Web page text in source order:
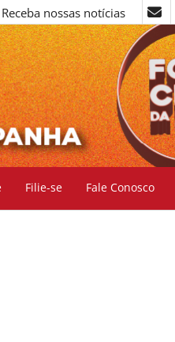
Receba nossas notícias
Filie-se Fale Conosco